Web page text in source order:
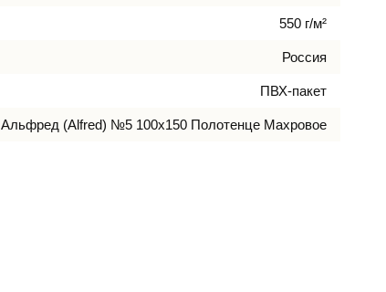
550 г/м²
Россия
ПВХ-пакет
Альфред (Alfred) №5 100х150 Полотенце Махровое